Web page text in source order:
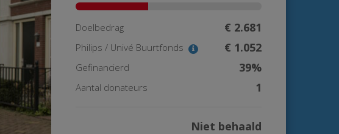
Doelbedrag € 2.681
Philips / Univé Buurtfonds € 1.052
Gefinancierd 39%
Aantal donateurs 1
Niet behaald